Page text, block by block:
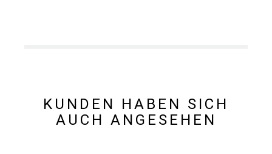
KUNDEN HABEN SICH
AUCH ANGESEHEN